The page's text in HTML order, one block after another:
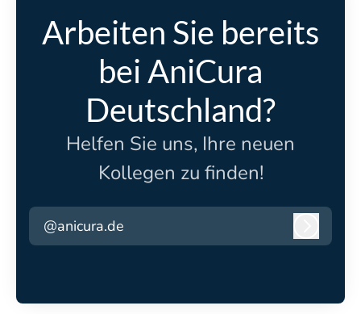
Arbeiten Sie bereits
bei AniCura
Deutschland?
Helfen Sie uns, Ihre neuen
Kollegen zu finden!
@anicura.de